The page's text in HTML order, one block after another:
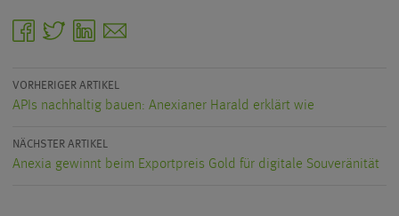
facebooktwitterlinkedin
email
VORHERIGER ARTIKEL
APIs nachhaltig bauen: Anexianer Harald erklärt wie
NÄCHSTER ARTIKEL
Anexia gewinnt beim Exportpreis Gold für digitale Souveränität